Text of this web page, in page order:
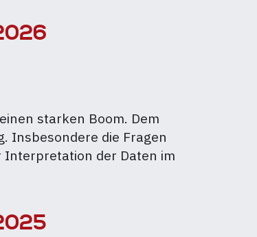
starken Boom. Dem
Insbesondere die Fragen
der Daten im